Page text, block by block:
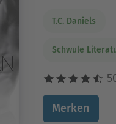
T.C. Daniels
Schwule
Merken